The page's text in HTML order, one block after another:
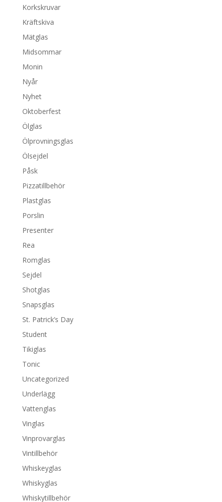
Korkskruvar
Kräftskiva
Mätglas
Midsommar
Monin
Nyår
Nyhet
Oktoberfest
Ölglas
Ölprovningsglas
Ölsejdel
Påsk
Pizzatillbehör
Plastglas
Porslin
Presenter
Rea
Romglas
Sejdel
Shotglas
Snapsglas
St. Patrick’s Day
Student
Tikiglas
Tonic
Uncategorized
Underlägg
Vattenglas
Vinglas
Vinprovarglas
Vintillbehör
Whiskeyglas
Whiskyglas
Whiskytillbehör